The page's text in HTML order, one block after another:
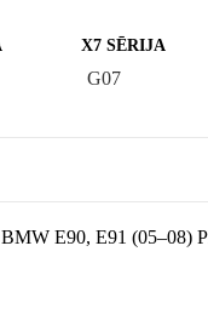
X7 SĒRIJA
G07
BMW E90, E91 (05–08)